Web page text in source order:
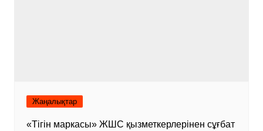
Жаңалықтар
«Тігін маркасы» ЖШС қызметкерлерінен сұғбат